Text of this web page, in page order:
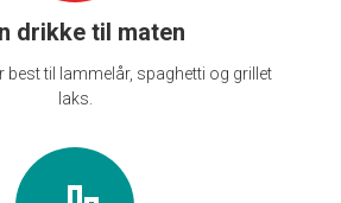
drikke til maten
best til lammelår, spaghetti og grillet
laks.